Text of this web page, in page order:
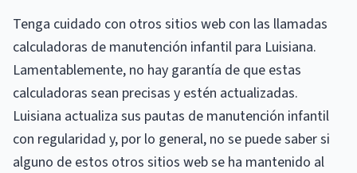
Tenga cuidado con otros sitios web con las llamadas
calculadoras de manutención infantil para Luisiana.
Lamentablemente, no hay garantía de que estas
calculadoras sean precisas y estén actualizadas.
Luisiana actualiza sus pautas de manutención infantil
con regularidad y, por lo general, no se puede saber si
alguno de estos otros sitios web se ha mantenido al